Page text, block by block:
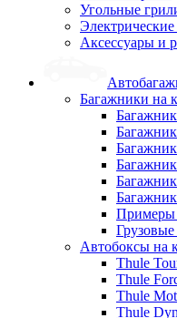
Угольные
Аксессуары и
Багажники на
Примеры
Автобоксы на
Thule
Thule
Thule
Thule